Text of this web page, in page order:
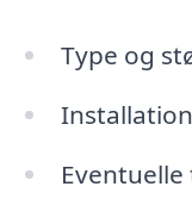
Type og